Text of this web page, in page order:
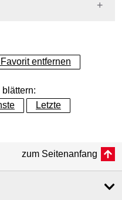
entfernen
Letzte
zum Seitenanfang